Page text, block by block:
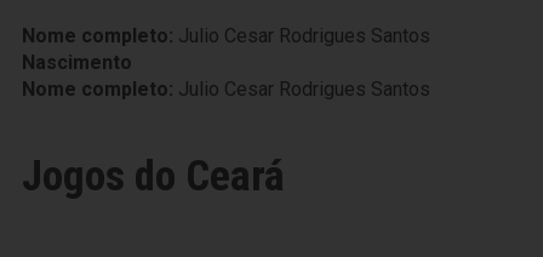
Nome completo: Julio Cesar Rodrigues Santos
Nascimento
Nome completo: Julio Cesar Rodrigues Santos
Jogos do Ceará